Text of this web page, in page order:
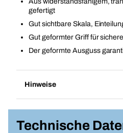
gefertigt
Gut sichtbare Skala,
Gut geformter Griff für
Der geformte Ausguss
Hinweise
Technische